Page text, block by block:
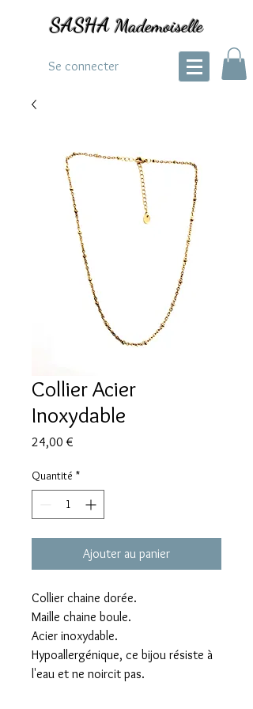
SASHA Mademoiselle
Se connecter
Collier Acier
Inoxydable
24,00 €
Quantité *
Ajouter au panier
Collier chaine dorée.
Maille chaine boule.
Acier inoxydable.
Hypoallergénique, ce bijou résiste à
l'eau et ne noircit pas.